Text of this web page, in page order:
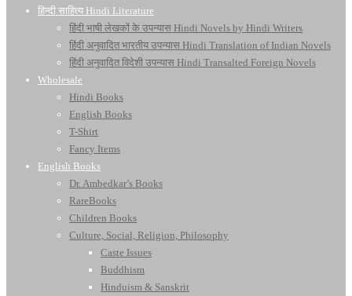
हिन्दी साहित्य Hindi Literature
हिंदी भाषी लेखकों के उपन्यास Hindi Novels by Hindi Writers
हिंदी अनुवादित भारतीय उपन्यास Hindi Translation of Indian Novels
हिंदी अनुवादित विदेशी उपन्यास Hindi Transalted Foreign Novels
Wholesale
Hindi Books
English Books
T-Shirt
Fancy Items
English Books
Dr. Ambedkar’s Books
RareBooks
Children Books
Culture, Social, Religion, Philosophy
Caste Issues
Buddhism
Hinduism & Sanskrit